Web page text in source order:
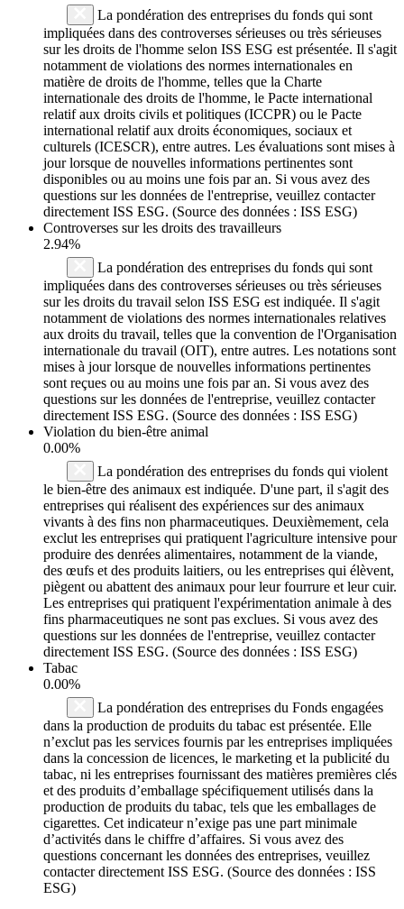
La pondération des entreprises du fonds qui sont
impliquées dans des controverses sérieuses ou très sérieuses
sur les droits de l'homme selon ISS ESG est présentée. Il s'agit
notamment de violations des normes internationales en
matière de droits de l'homme, telles que la Charte
internationale des droits de l'homme, le Pacte international
relatif aux droits civils et politiques (ICCPR) ou le Pacte
international relatif aux droits économiques, sociaux et
culturels (ICESCR), entre autres. Les évaluations sont mises à
jour lorsque de nouvelles informations pertinentes sont
disponibles ou au moins une fois par an. Si vous avez des
questions sur les données de l'entreprise, veuillez contacter
directement ISS ESG. (Source des données : ISS ESG)
Controverses sur les droits des travailleurs
2.94%
La pondération des entreprises du fonds qui sont
impliquées dans des controverses sérieuses ou très sérieuses
sur les droits du travail selon ISS ESG est indiquée. Il s'agit
notamment de violations des normes internationales relatives
aux droits du travail, telles que la convention de l'Organisation
internationale du travail (OIT), entre autres. Les notations sont
mises à jour lorsque de nouvelles informations pertinentes
sont reçues ou au moins une fois par an. Si vous avez des
questions sur les données de l'entreprise, veuillez contacter
directement ISS ESG. (Source des données : ISS ESG)
Violation du bien-être animal
0.00%
La pondération des entreprises du fonds qui violent
le bien-être des animaux est indiquée. D'une part, il s'agit des
entreprises qui réalisent des expériences sur des animaux
vivants à des fins non pharmaceutiques. Deuxièmement, cela
exclut les entreprises qui pratiquent l'agriculture intensive pour
produire des denrées alimentaires, notamment de la viande,
des œufs et des produits laitiers, ou les entreprises qui élèvent,
piègent ou abattent des animaux pour leur fourrure et leur cuir.
Les entreprises qui pratiquent l'expérimentation animale à des
fins pharmaceutiques ne sont pas exclues. Si vous avez des
questions sur les données de l'entreprise, veuillez contacter
directement ISS ESG. (Source des données : ISS ESG)
Tabac
0.00%
La pondération des entreprises du Fonds engagées
dans la production de produits du tabac est présentée. Elle
n’exclut pas les services fournis par les entreprises impliquées
dans la concession de licences, le marketing et la publicité du
tabac, ni les entreprises fournissant des matières premières clés
et des produits d’emballage spécifiquement utilisés dans la
production de produits du tabac, tels que les emballages de
cigarettes. Cet indicateur n’exige pas une part minimale
d’activités dans le chiffre d’affaires. Si vous avez des
questions concernant les données des entreprises, veuillez
contacter directement ISS ESG. (Source des données : ISS
ESG)